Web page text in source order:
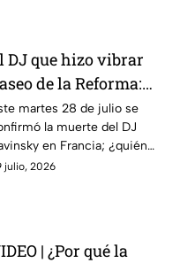
DJ que hizo vibrar
de la Reforma:
era Kavinsky y
fueron sus
más
famosas?
martes 28 de julio se
la muerte del DJ
en Francia; ¿quién
cuáles son sus canciones
julio, 2026
| ¿Por qué la